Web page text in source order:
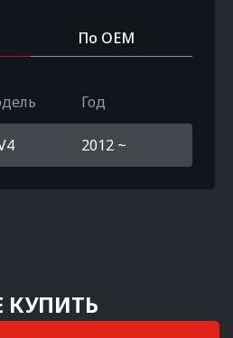
По OEM
Год
2012 ~
КУПИТЬ